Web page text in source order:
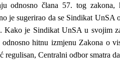
odnosno člana 57. tog
je sugerirao da se Sindikat
Kako je Sindikat UnSA u svojim
odnosno hitnu izmjenu Zakona o
regulisan, Centralni odbor smatra